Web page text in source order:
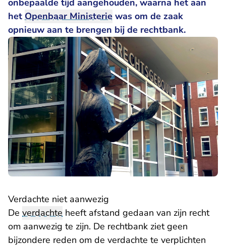
onbepaalde tijd aangehouden, waarna het aan
het Openbaar Ministerie was om de zaak
opnieuw aan te brengen bij de rechtbank.
Verdachte niet aanwezig
De verdachte heeft afstand gedaan van zijn recht
om aanwezig te zijn. De rechtbank ziet geen
bijzondere reden om de verdachte te verplichten